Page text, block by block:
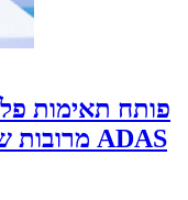
מרובות שבבים, ומניע דמוקרטיזציה של ADAS